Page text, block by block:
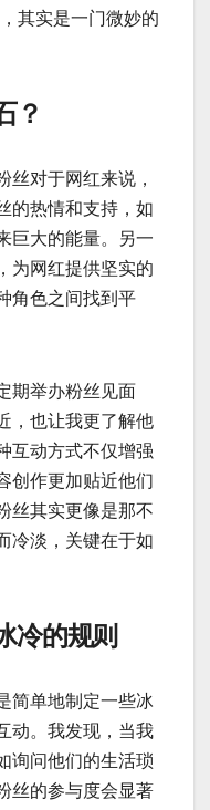
其实是一门微妙的
？
丝对于网红来说，
的热情和支持，如
巨大的能量。另一
为网红提供坚实的
角色之间找到平
期举办粉丝见面
，也让我更了解他
互动方式不仅增强
创作更加贴近他们
丝其实更像是那不
冷淡，关键在于如
冷的规则
简单地制定一些冰
动。我发现，当我
询问他们的生活琐
丝的参与度会显著